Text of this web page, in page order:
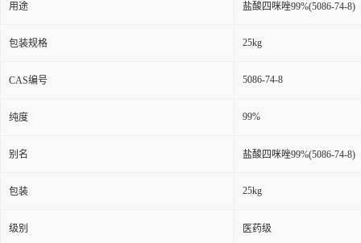
用途 盐酸四咪唑99%(5086-74-8)
包装规格 25kg
CAS编号 5086-74-8
纯度 99%
别名 盐酸四咪唑99%(5086-74-8)
包装 25kg
级别 医药级